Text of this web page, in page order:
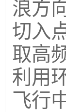
浪方
切入
取高
利用
飞行